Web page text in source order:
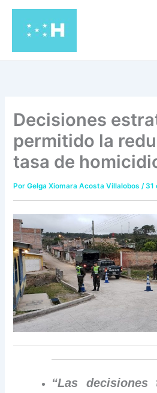
contenido
Decisiones
permitido la
tasa de
PorGelga Xiomara Acosta Villalobos/31
“Las decisiones